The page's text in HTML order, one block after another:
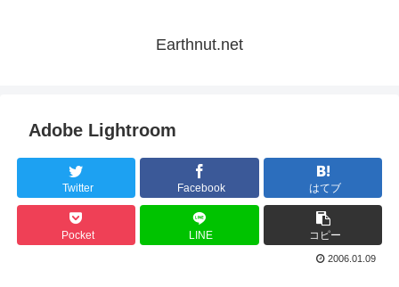
Earthnut.net
Adobe Lightroom
Twitter Facebook はてブ
Pocket LINE コピー
2006.01.09